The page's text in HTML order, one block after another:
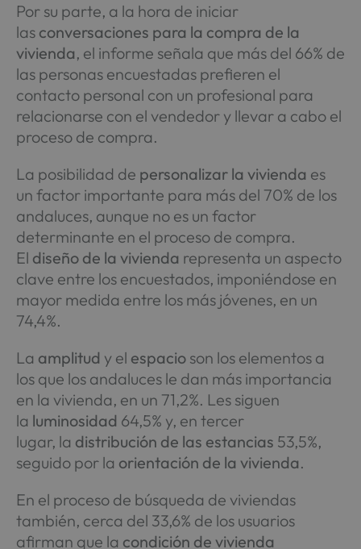
Por su parte, a la hora de iniciar
las conversaciones para la compra de la
vivienda, el informe señala que más del 66% de
las personas encuestadas prefieren el
contacto personal con un profesional para
relacionarse con el vendedor y llevar a cabo el
proceso de compra.
La posibilidad de personalizar la vivienda es
un factor importante para más del 70% de los
andaluces, aunque no es un factor
determinante en el proceso de compra.
El diseño de la vivienda representa un aspecto
clave entre los encuestados, imponiéndose en
mayor medida entre los más jóvenes, en un
74,4%.
La amplitud y el espacioson los elementos a
los que los andaluces le dan más importancia
en la vivienda, en un 71,2%. Les siguen
la luminosidad 64,5% y, en tercer
lugar, la distribución de las estancias 53,5%,
seguido por la orientación de la vivienda.
En el proceso de búsqueda de viviendas
también, cerca del 33,6% de los usuarios
afirman que la condición de vivienda